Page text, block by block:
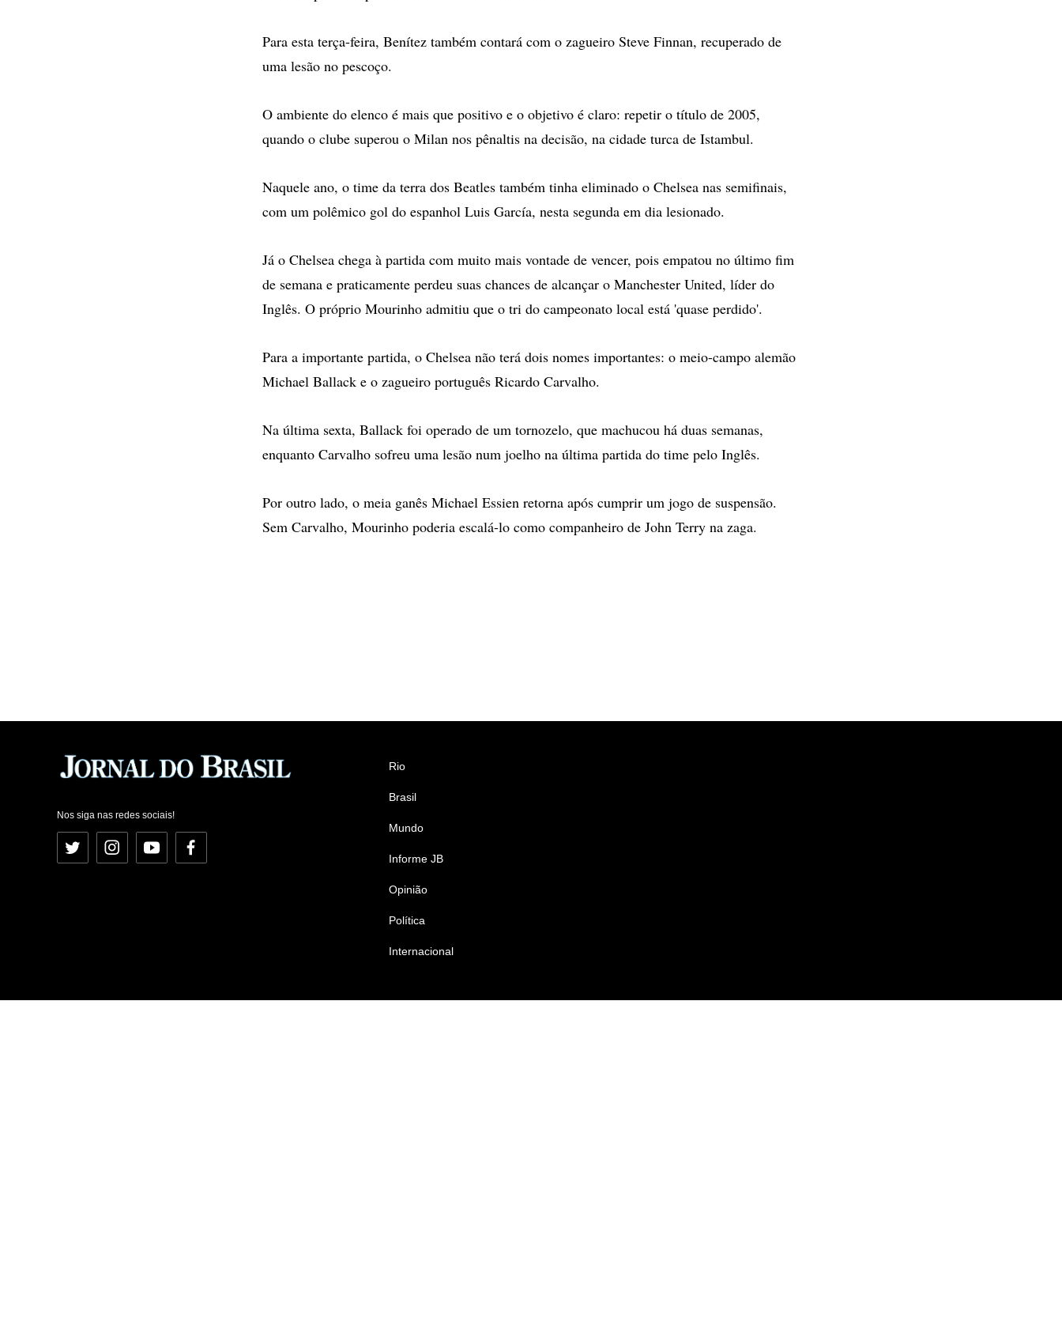
Para esta terça-feira, Benítez também contará com o zagueiro Steve Finnan, recuperado de
uma lesão no pescoço.
O ambiente do elenco é mais que positivo e o objetivo é claro: repetir o título de 2005,
quando o clube superou o Milan nos pênaltis na decisão, na cidade turca de Istambul.
Naquele ano, o time da terra dos Beatles também tinha eliminado o Chelsea nas semifinais,
com um polêmico gol do espanhol Luis García, nesta segunda em dia lesionado.
Já o Chelsea chega à partida com muito mais vontade de vencer, pois empatou no último fim
de semana e praticamente perdeu suas chances de alcançar o Manchester United, líder do
Inglês. O próprio Mourinho admitiu que o tri do campeonato local está 'quase perdido'.
Para a importante partida, o Chelsea não terá dois nomes importantes: o meio-campo alemão
Michael Ballack e o zagueiro português Ricardo Carvalho.
Na última sexta, Ballack foi operado de um tornozelo, que machucou há duas semanas,
enquanto Carvalho sofreu uma lesão num joelho na última partida do time pelo Inglês.
Por outro lado, o meia ganês Michael Essien retorna após cumprir um jogo de suspensão.
Sem Carvalho, Mourinho poderia escalá-lo como companheiro de John Terry na zaga.
Nos siga nas redes sociais!
Twitter InstagramYouTubeFacebook
Rio
Brasil
Mundo
Informe JB
Opinião
Política
Internacional